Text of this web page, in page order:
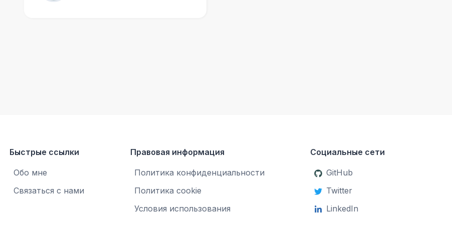
Быстрые ссылки
Обо мне
Связаться с нами
Правовая информация
Политика конфиденциальности
Политика cookie
Условия использования
Социальные сети
GitHub
Twitter
LinkedIn